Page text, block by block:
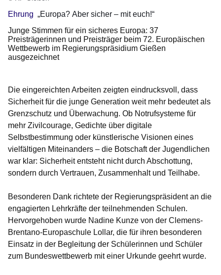
Ehrung „Europa? Aber sicher – mit euch!“
Junge Stimmen für ein sicheres Europa: 37
Preisträgerinnen und Preisträger beim 72. Europäischen
Wettbewerb im Regierungspräsidium Gießen
ausgezeichnet
Die eingereichten Arbeiten zeigten eindrucksvoll, dass
Sicherheit für die junge Generation weit mehr bedeutet als
Grenzschutz und Überwachung. Ob Notrufsysteme für
mehr Zivilcourage, Gedichte über digitale
Selbstbestimmung oder künstlerische Visionen eines
vielfältigen Miteinanders – die Botschaft der Jugendlichen
war klar: Sicherheit entsteht nicht durch Abschottung,
sondern durch Vertrauen, Zusammenhalt und Teilhabe.
Besonderen Dank richtete der Regierungspräsident an die
engagierten Lehrkräfte der teilnehmenden Schulen.
Hervorgehoben wurde Nadine Kunze von der Clemens-
Brentano-Europaschule Lollar, die für ihren besonderen
Einsatz in der Begleitung der Schülerinnen und Schüler
zum Bundeswettbewerb mit einer Urkunde geehrt wurde.